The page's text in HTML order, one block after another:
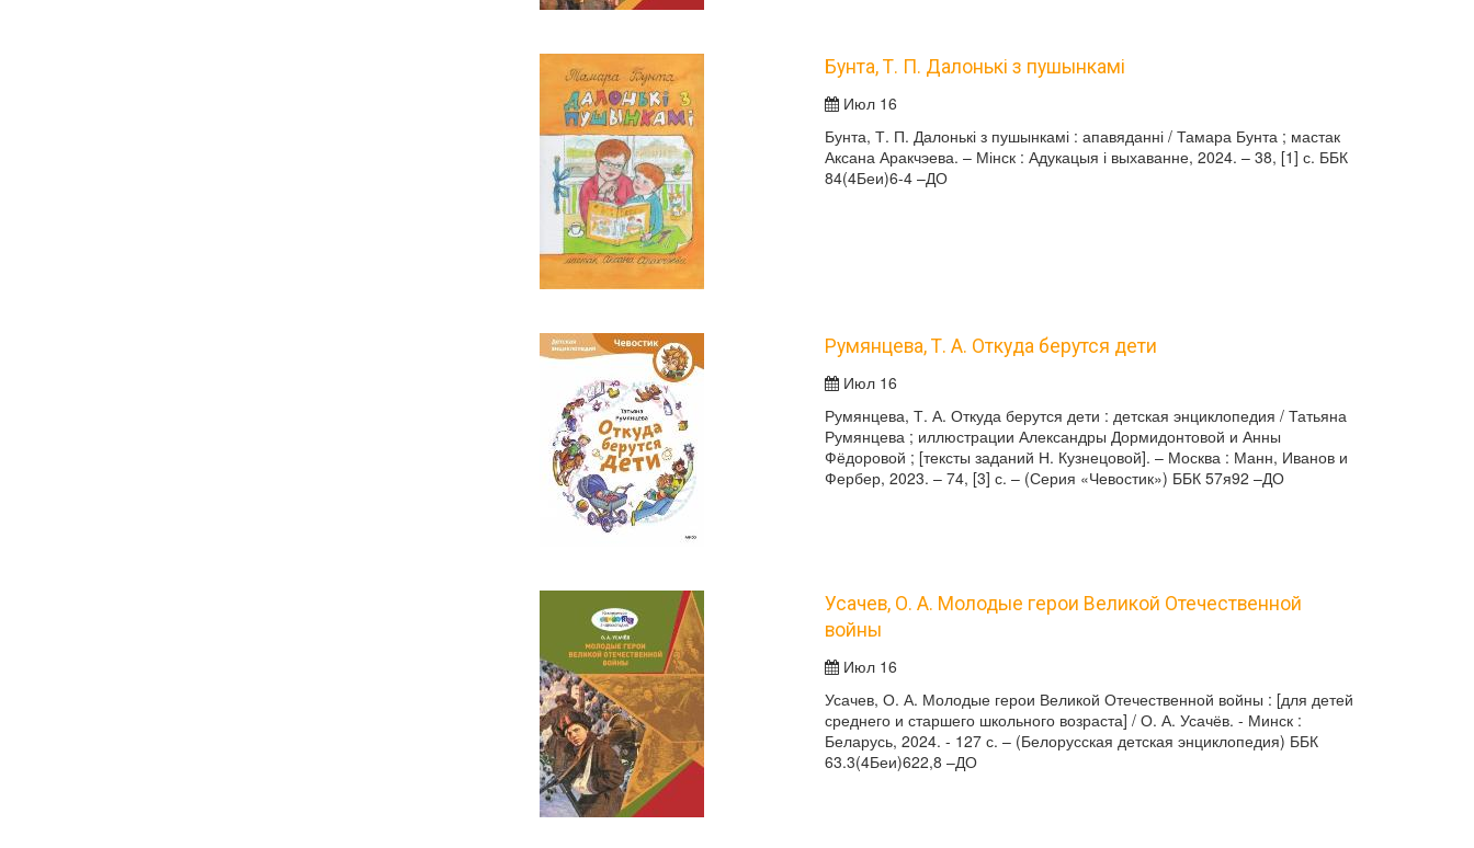
Бунта, Т. П. Далонькі з пушынкамі
Июл 16
Бунта, Т. П. Далонькі з пушынкамі : апавяданні / Тамара Бунта ; мастак
Аксана Аракчэева. – Мінск : Адукацыя і выхаванне, 2024. – 38, [1] с. ББК
84(4Беи)6-4 –ДО
Румянцева, Т. А. Откуда берутся дети
Июл 16
Румянцева, Т. А. Откуда берутся дети : детская энциклопедия / Татьяна
Румянцева ; иллюстрации Александры Дормидонтовой и Анны
Фёдоровой ; [тексты заданий Н. Кузнецовой]. – Москва : Манн, Иванов и
Фербер, 2023. – 74, [3] с. – (Серия «Чевостик») ББК 57я92 –ДО
Усачев, О. А. Молодые герои Великой Отечественной
войны
Июл 16
Усачев, О. А. Молодые герои Великой Отечественной войны : [для детей
среднего и старшего школьного возраста] / О. А. Усачёв. - Минск :
Беларусь, 2024. - 127 с. – (Белорусская детская энциклопедия) ББК
63.3(4Беи)622,8 –ДО